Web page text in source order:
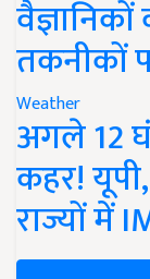
तकनीकों
Weather
अगले 12
कहर!
राज्यों में